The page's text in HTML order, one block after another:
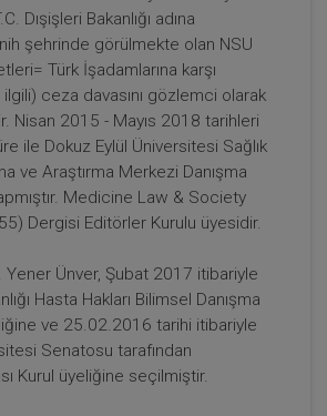
Sepete Ekle
Dışişleri Bakanlığı adına
şehrinde görülmekte olan NSU
Türk İşadamlarına karşı
ceza davasını gözlemci olarak
Nisan 2015 - Mayıs 2018 tarihleri
ile Dokuz Eylül Üniversitesi Sağlık
ve Araştırma Merkezi Danışma
Medicine Law & Society
Dergisi Editörler Kurulu üyesidir.
Yener Ünver, Şubat 2017 itibariyle
Hasta Hakları Bilimsel Danışma
ve 25.02.2016 tarihi itibariyle
Senatosu tarafından
Kurul üyeliğine seçilmiştir.